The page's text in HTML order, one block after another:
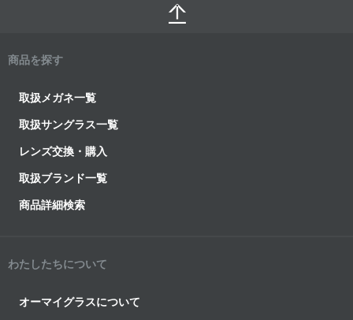
商品を探す
取扱メガネ一覧
取扱サングラス一覧
レンズ交換・購入
取扱ブランド一覧
商品詳細検索
わたしたちについて
オーマイグラスについて